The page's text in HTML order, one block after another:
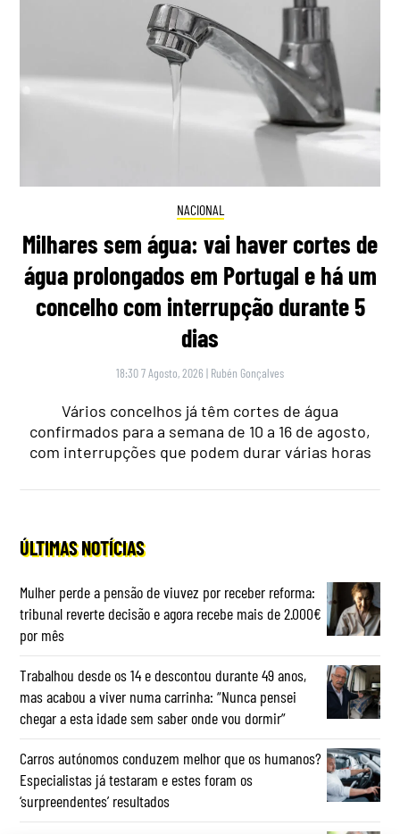
NACIONAL
Milhares sem água: vai haver cortes de
água prolongados em Portugal e há um
concelho com interrupção durante 5
dias
18:30 7 Agosto, 2026 | Rubén Gonçalves
Vários concelhos já têm cortes de água
confirmados para a semana de 10 a 16 de agosto,
com interrupções que podem durar várias horas
ÚLTIMAS NOTÍCIAS
Mulher perde a pensão de viuvez por receber reforma:
tribunal reverte decisão e agora recebe mais de 2.000€
por mês
Trabalhou desde os 14 e descontou durante 49 anos,
mas acabou a viver numa carrinha: “Nunca pensei
chegar a esta idade sem saber onde vou dormir”
Carros autónomos conduzem melhor que os humanos?
Especialistas já testaram e estes foram os
‘surpreendentes’ resultados